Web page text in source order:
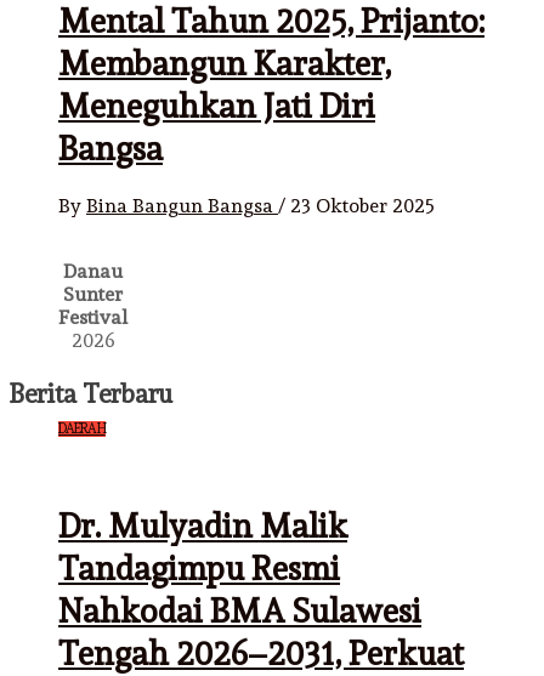
Mental Tahun 2025, Prijanto:
Membangun Karakter,
Meneguhkan Jati Diri
Bangsa
By Bina Bangun Bangsa / 23 Oktober 2025
Danau
Sunter
Festival
2026
Berita Terbaru
DAERAH
Dr. Mulyadin Malik
Tandagimpu Resmi
Nahkodai BMA Sulawesi
Tengah 2026–2031, Perkuat